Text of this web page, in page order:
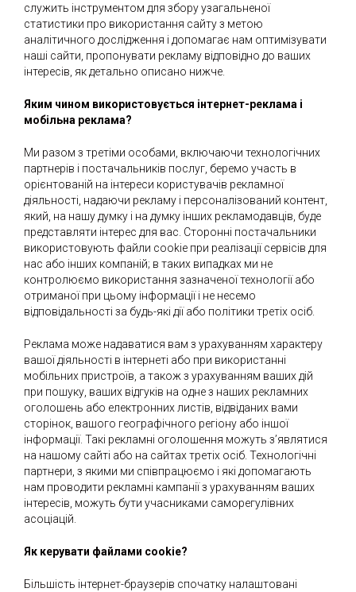
служить інструментом для збору узагальненої
статистики про використання сайту з метою
аналітичного дослідження і допомагає нам оптимізувати
наші сайти, пропонувати рекламу відповідно до ваших
інтересів, як детально описано нижче.
Яким чином використовується інтернет-реклама і
мобільна реклама?
Ми разом з третіми особами, включаючи технологічних
партнерів і постачальників послуг, беремо участь в
орієнтованій на інтереси користувачів рекламної
діяльності, надаючи рекламу і персоналізований контент,
який, на нашу думку і на думку інших рекламодавців, буде
представляти інтерес для вас. Сторонні постачальники
використовують файли cookie при реалізації сервісів для
нас або інших компаній; в таких випадках ми не
контролюємо використання зазначеної технології або
отриманої при цьому інформації і не несемо
відповідальності за будь-які дії або політики третіх осіб.
Реклама може надаватися вам з урахуванням характеру
вашої діяльності в інтернеті або при використанні
мобільних пристроїв, а також з урахуванням ваших дій
при пошуку, ваших відгуків на одне з наших рекламних
оголошень або електронних листів, відвіданих вами
сторінок, вашого географічного регіону або іншої
інформації. Такі рекламні оголошення можуть з’являтися
на нашому сайті або на сайтах третіх осіб. Технологічні
партнери, з якими ми співпрацюємо і які допомагають
нам проводити рекламні кампанії з урахуванням ваших
інтересів, можуть бути учасниками саморегулівних
асоціацій.
Як керувати файлами cookie?
Більшість інтернет-браузерів спочатку налаштовані